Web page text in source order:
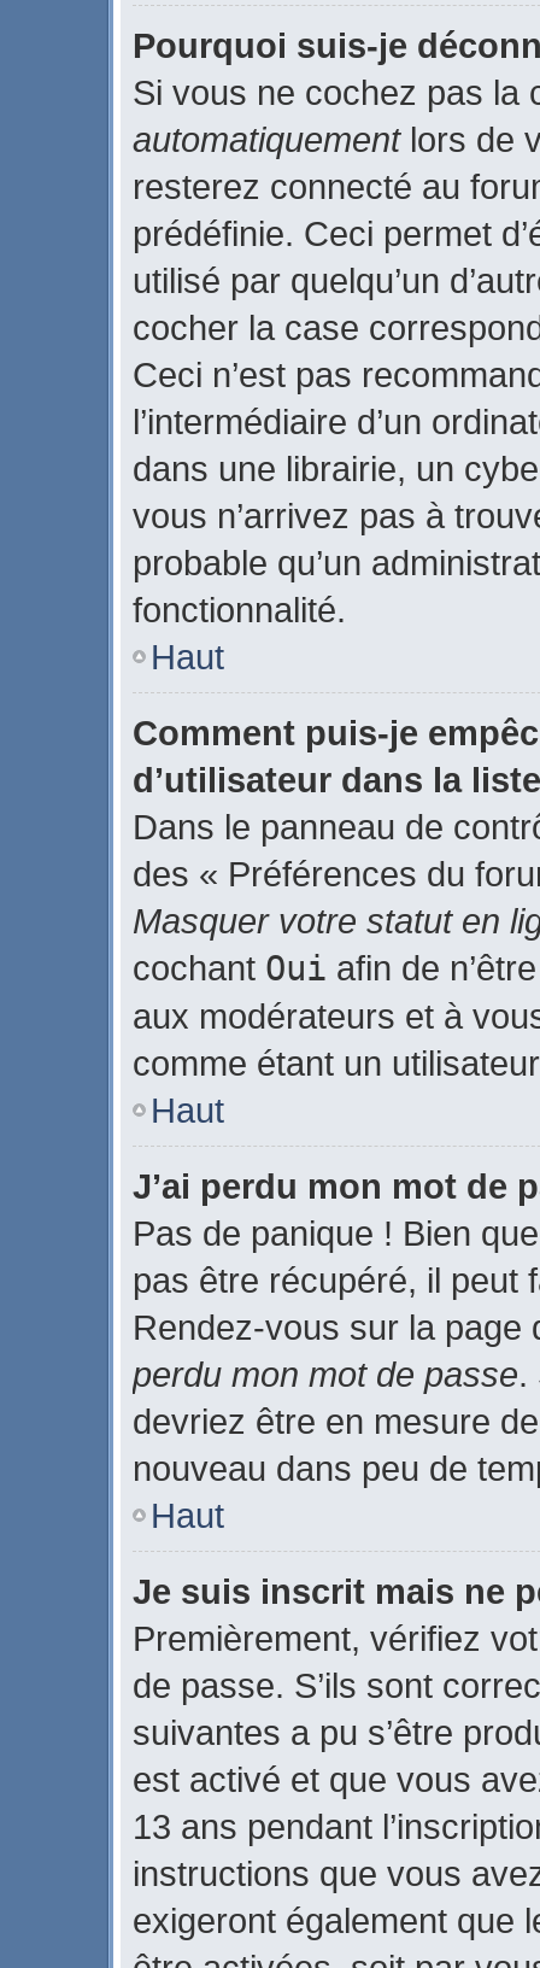
Pourquoi suis-je
Si vous ne cochez pas la
automatiquementlors de
resterez connecté au
prédéfinie. Ceci permet
utilisé par quelqu’un
cocher la case
Ceci n’est pas
l’intermédiaire d’un
dans une librairie, un
vous n’arrivez pas à
probable qu’un
fonctionnalité.
Haut
Comment puis-je
d’utilisateur dans la
Dans le panneau de
des « Préférences du
Masquer votre statut en
cochant Oui afin de
aux modérateurs et à
comme étant un
Haut
J’ai perdu mon mot de
Pas de panique ! Bien
pas être récupéré, il peut
Rendez-vous sur la
perdu mon mot de passe.
devriez être en mesure
nouveau dans peu de
Haut
Je suis inscrit mais ne
Premièrement, vérifiez
de passe. S’ils sont
suivantes a pu s’être
est activé et que vous
13 ans pendant
instructions que vous
exigeront également que